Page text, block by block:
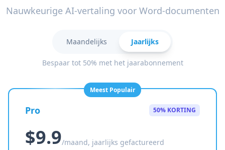
Nauwkeurige AI-vertaling voor Word-documenten
Maandelijks Jaarlijks
Bespaar tot 50% met het jaarabonnement
Meest Populair
Pro 50% KORTING
$9.9/maand, jaarlijks gefactureerd